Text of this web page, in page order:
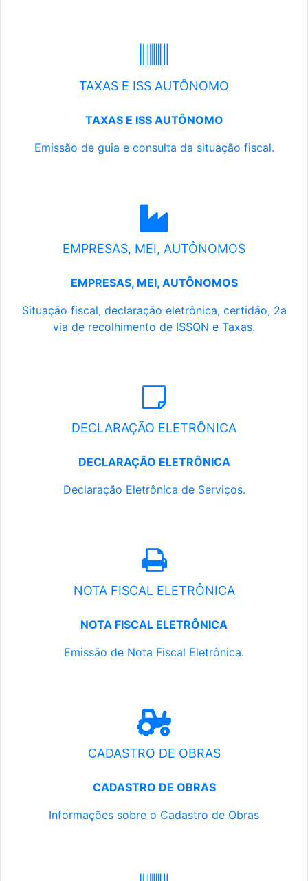
TAXAS E ISS AUTÔNOMO
TAXAS E ISS AUTÔNOMO
Emissão de guia e consulta da situação fiscal.
EMPRESAS, MEI, AUTÔNOMOS
EMPRESAS, MEI, AUTÔNOMOS
Situação fiscal, declaração eletrônica, certidão, 2a
via de recolhimento de ISSQN e Taxas.
DECLARAÇÃO ELETRÔNICA
DECLARAÇÃO ELETRÔNICA
Declaração Eletrônica de Serviços.
NOTA FISCAL ELETRÔNICA
NOTA FISCAL ELETRÔNICA
Emissão de Nota Fiscal Eletrônica.
CADASTRO DE OBRAS
CADASTRO DE OBRAS
Informações sobre o Cadastro de Obras